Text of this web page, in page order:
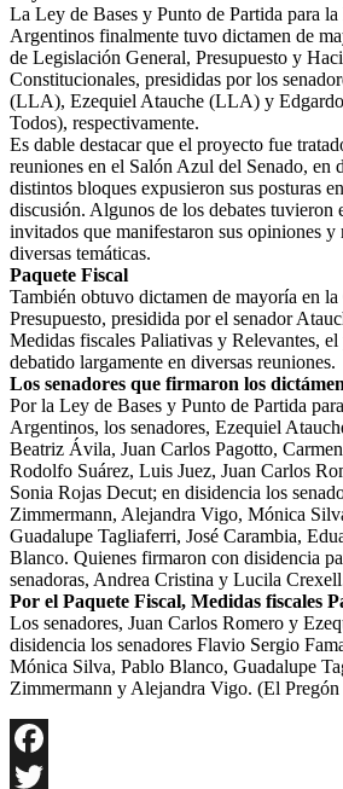
La Ley de Bases y Punto de Partida para
Argentinos finalmente tuvo dictamen de
de Legislación General, Presupuesto y
Constitucionales, presididas por los
(LLA), Ezequiel Atauche (LLA) y
Todos), respectivamente.
Es dable destacar que el proyecto fue
reuniones en el Salón Azul del Senado, en
distintos bloques expusieron sus posturas
discusión. Algunos de los debates tuvieron
invitados que manifestaron sus opiniones y
diversas temáticas.
Paquete Fiscal
También obtuvo dictamen de mayoría en
Presupuesto, presidida por el senador
Medidas fiscales Paliativas y Relevantes,
debatido largamente en diversas reuniones.
Los senadores que firmaron los
Por la Ley de Bases y Punto de Partida
Argentinos, los senadores, Ezequiel
Beatriz Ávila, Juan Carlos Pagotto,
Rodolfo Suárez, Luis Juez, Juan Carlos
Sonia Rojas Decut; en disidencia los
Zimmermann, Alejandra Vigo, Mónica
Guadalupe Tagliaferri, José Carambia,
Blanco. Quienes firmaron con disidencia
senadoras, Andrea Cristina y Lucila
Por el Paquete Fiscal, Medidas fiscales
Los senadores, Juan Carlos Romero y
disidencia los senadores Flavio Sergio
Mónica Silva, Pablo Blanco, Guadalupe
Zimmermann y Alejandra Vigo. (El
Facebook